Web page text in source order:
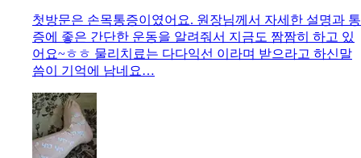
첫방문은 손목통증이였어요. 원장님께서 자세한 설명과 통
증에 좋은 간단한 운동을 알려줘서 지금도 짬짬히 하고 있
어요~ㅎㅎ 물리치료는 다다익선 이라며 받으라고 하신말
씀이 기억에 남네요…